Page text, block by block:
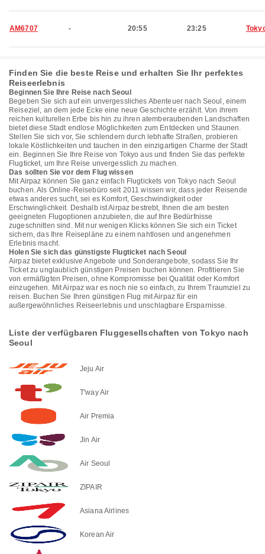
AM6707 - 20:55 23:25
Finden Sie die beste Reise und erhalten Sie Ihr perfektes
Reiseerlebnis
Beginnen Sie Ihre Reise nach Seoul
Begeben Sie sich auf ein unvergessliches Abenteuer nach Seoul, einem
Reiseziel, an dem jede Ecke eine neue Geschichte erzählt. Von ihrem
reichen kulturellen Erbe bis hin zu ihren atemberaubenden Landschaften
bietet diese Stadt endlose Möglichkeiten zum Entdecken und Staunen.
Stellen Sie sich vor, Sie schlendern durch lebhafte Straßen, probieren
lokale Köstlichkeiten und tauchen in den einzigartigen Charme der Stadt
ein. Beginnen Sie Ihre Reise von Tokyo aus und finden Sie das perfekte
Flugticket, um Ihre Reise unvergesslich zu machen.
Das sollten Sie vor dem Flug wissen
Mit Airpaz können Sie ganz einfach Flugtickets von Tokyo nach Seoul
buchen. Als Online-Reisebüro seit 2011 wissen wir, dass jeder Reisende
etwas anderes sucht, sei es Komfort, Geschwindigkeit oder
Erschwinglichkeit. Deshalb ist Airpaz bestrebt, Ihnen die am besten
geeigneten Flugoptionen anzubieten, die auf Ihre Bedürfnisse
zugeschnitten sind. Mit nur wenigen Klicks können Sie sich ein Ticket
sichern, das Ihre Reisepläne zu einem nahtlosen und angenehmen
Erlebnis macht.
Holen Sie sich das günstigste Flugticket nach Seoul
Airpaz bietet exklusive Angebote und Sonderangebote, sodass Sie Ihr
Ticket zu unglaublich günstigen Preisen buchen können. Profitieren Sie
von ermäßigten Preisen, ohne Kompromisse bei Qualität oder Komfort
einzugehen. Mit Airpaz war es noch nie so einfach, zu Ihrem Traumziel zu
reisen. Buchen Sie Ihren günstigen Flug mit Airpaz für ein
außergewöhnliches Reiseerlebnis und unschlagbare Ersparnisse.
Liste der verfügbaren Fluggesellschaften von Tokyo nach
Seoul
Jeju Air
T'way Air
Air Premia
Jin Air
Air Seoul
ZIPAIR
Asiana Airlines
Korean Air